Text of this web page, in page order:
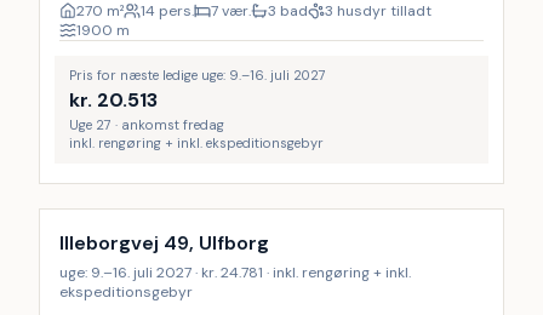
270 m² 14 pers. 7 vær. 3 bad
3 husdyr tilladt
1900 m
Pris for næste ledige uge: 9.–16. juli 2027
kr. 20.513
Uge 27 · ankomst fredag
inkl. rengøring + inkl. ekspeditionsgebyr
Inkl. rengøring
Illeborgvej 49, Ulfborg
uge: 9.–16. juli 2027 · kr. 24.781 · inkl. rengøring + inkl.
ekspeditionsgebyr